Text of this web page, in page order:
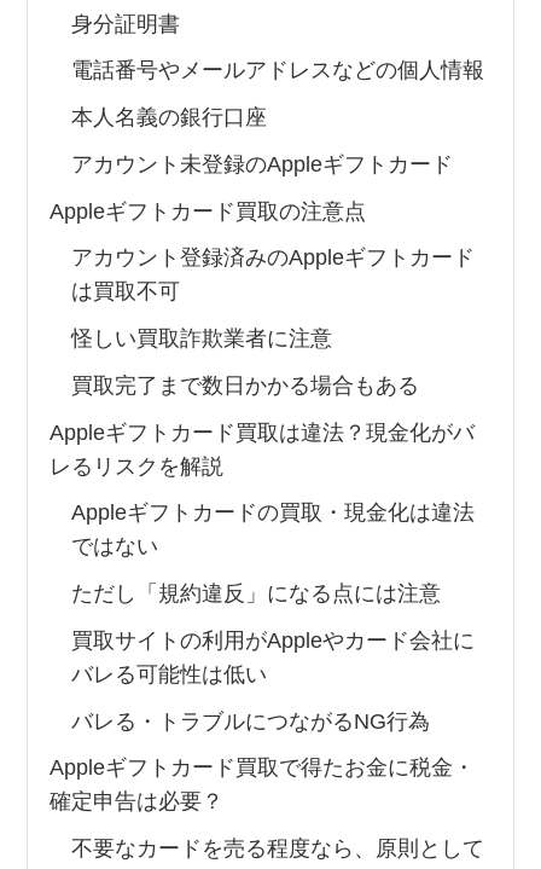
身分証明書
電話番号やメールアドレスなどの個人情報
本人名義の銀行口座
アカウント未登録のAppleギフトカード
Appleギフトカード買取の注意点
アカウント登録済みのAppleギフトカード
は買取不可
怪しい買取詐欺業者に注意
買取完了まで数日かかる場合もある
Appleギフトカード買取は違法？現金化がバ
レるリスクを解説
Appleギフトカードの買取・現金化は違法
ではない
ただし「規約違反」になる点には注意
買取サイトの利用がAppleやカード会社に
バレる可能性は低い
バレる・トラブルにつながるNG行為
Appleギフトカード買取で得たお金に税金・
確定申告は必要？
不要なカードを売る程度なら、原則として